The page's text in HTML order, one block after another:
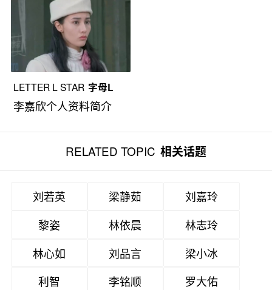
LETTER L STAR 字母L
李嘉欣个人资料简介
RELATED TOPIC 相关话题
刘若英 梁静茹
刘嘉玲
黎姿
林依晨
林志玲
林心如
刘品言
梁小冰
利智
李铭顺
罗大佑